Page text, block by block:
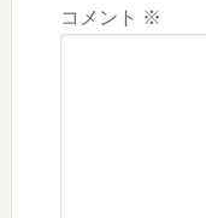
コメント ※